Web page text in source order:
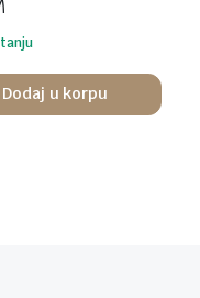
Dodaj u korpu